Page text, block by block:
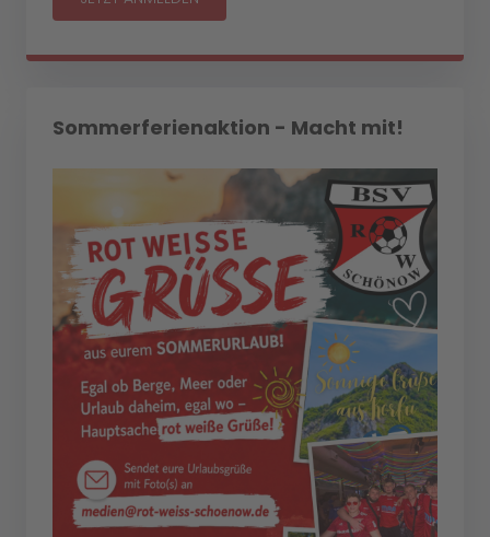
Sommerferienaktion - Macht mit!